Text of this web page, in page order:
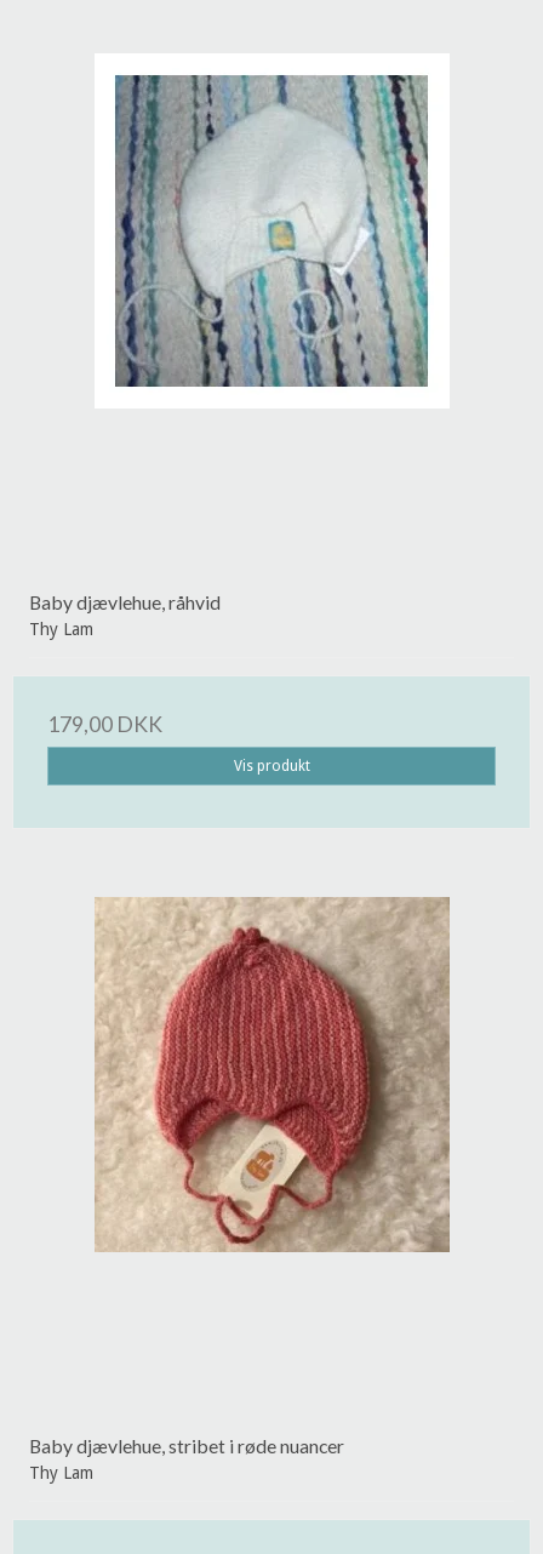
Baby djævlehue, råhvid
Thy Lam
179,00 DKK
Vis produkt
Baby djævlehue, stribet i røde nuancer
Thy Lam